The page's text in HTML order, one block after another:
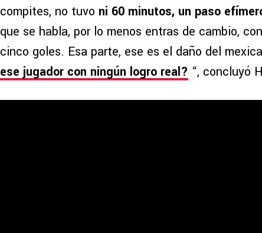
compites, no tuvo ni 60 minutos, un paso
que se habla, por lo menos entras de cambio,
cinco goles. Esa parte, ese es el daño del
ese jugador con ningún logro real? “, concluyó